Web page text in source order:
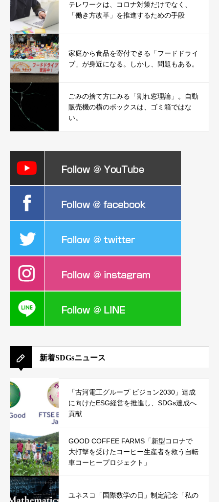
テレワークは、コロナ対策だけでなく、
「働き方改革」を推進するための手段
家庭から食品を寄付できる「フードドライ
ブ」が身近になる。しかし、問題もある。
ごみの捨て方にみる「割れ窓理論」。自動
販売機の横のボックスは、ゴミ箱ではな
い。
新着SDGsニュース
「古河電工グループ ビジョン2030」達成
に向けたESG経営を推進し、SDGs達成へ
貢献
GOOD COFFEE FARMS「新型コロナで
大打撃を受けたコーヒー生産者を救う自転
車コーヒープロジェクト」
ユネスコ「国際数学の日」制定記念「私の